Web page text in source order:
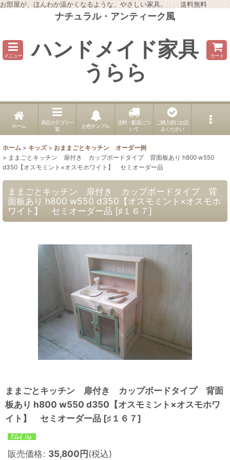
お部屋が、ほんわか温かくなるような、やさしい家具。 送料無料
ナチュラル・アンティーク風
メニュー ハンドメイド家具
うらら
カート
ホーム
商品カテゴリ一
覧
お色サンプル
送料・配送につ
いて
ご購入前にお読
みください
ホーム > キッズ > おままごとキッチン オーダー例
> ままごとキッチン 扉付き カップボードタイプ 背面板あり h800 w550
d350【オスモミント×オスモホワイト】 セミオーダー品
ままごとキッチン 扉付き カップボードタイプ 背
面板あり h800 w550 d350【オスモミント×オスモホ
ワイト】 セミオーダー品 [♯１６７]
ままごとキッチン 扉付き カップボードタイプ 背面
板あり h800 w550 d350【オスモミント×オスモホワ
イト】 セミオーダー品 [♯１６７]
販売価格: 35,800円(税込)